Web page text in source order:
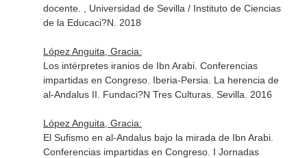
docente. , Universidad de Sevilla / Instituto de Ciencias
de la Educaci?N. 2018
López Anguita, Gracia:
Los intérpretes iranios de Ibn Arabi. Conferencias
impartidas en Congreso. Iberia-Persia. La herencia de
al-Andalus II. Fundaci?N Tres Culturas. Sevilla. 2016
López Anguita, Gracia:
El Sufismo en al-Andalus bajo la mirada de Ibn Arabi.
Conferencias impartidas en Congreso. I Jornadas